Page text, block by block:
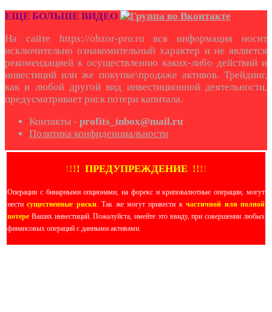
ЕЩЕ БОЛЬШЕ ВИДЕО
На сайте https://obzor-pro.ru вся информация носит
исключительно ознакомительный характер и не является
рекомендацией к осуществлению каких-либо действий и
инвестиций или же покупке\продаже активов. Трейдинг,
как и любой другой вид инвестиционной деятельности,
предусматривает риск потери капитала.
Контакты - profits_inbox@mail.ru
Политика конфиденциальности
!!!! ПРЕДУПРЕЖДЕНИЕ !!!!
Операции с бинарными опционами, на форекс и криповалютные операции, могут
нестисущественные риски. Так же могут привести кчастичной или полной
потере Ваших инвестиций. Пожалуйста, имейте это ввиду, при совершении любых
финансовых операций с данными активами.